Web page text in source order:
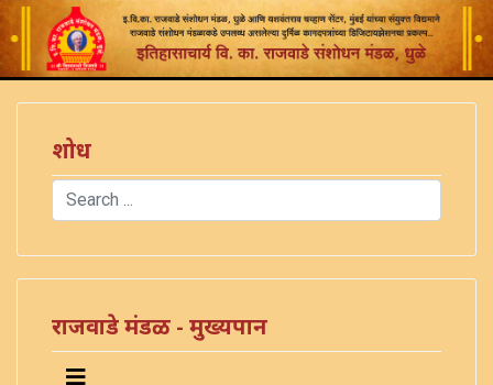
शोध
Search
राजवाडे मंडळ - मुख्यपान